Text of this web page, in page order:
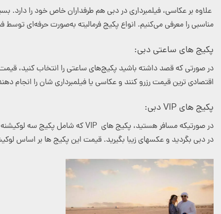
علاوه بر عکاسی، فیلمبرداری در دبی هم طرفداران خاص خود را
مناسبی را معرفی می‌کنیم. انواع پکیج فرمالیته به‌صورت حرفه‌ای
پکیج های ساعتی دبی:
در صورتی که قصد داشته باشید پکیج‌های ساعتی را انتخاب کنید،
اقتصادی ترین قیمت رزرو کنند و عکاسی یا فیلمبرداری شان را انجام
پکیج های VIP دبی:
در صورتیکه مسافر هستید، پکیج های VIPکه شامل پکیج سه لوکیشنه
در دبی بگردید و عکسهای زیبا بگیرید. قیمت این پکیج ها بر اساس